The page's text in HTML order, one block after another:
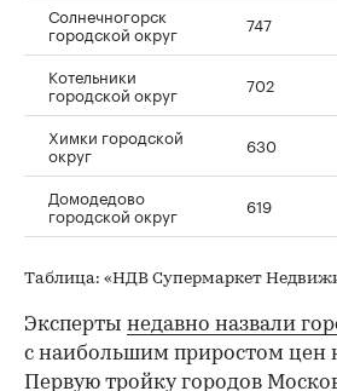
Солнечногорск
городской округ 747
Котельники
городской округ 702
Химки городской
округ 630
Домодедово
городской округ 619
Таблица: «НДВ Супермаркет
Эксперты недавно назвали
с наибольшим приростом цен
Первую тройку городов